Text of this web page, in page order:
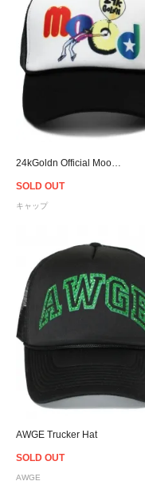
SOLD OUT
キャップ
AWGE Trucker Hat
SOLD OUT
AWGE